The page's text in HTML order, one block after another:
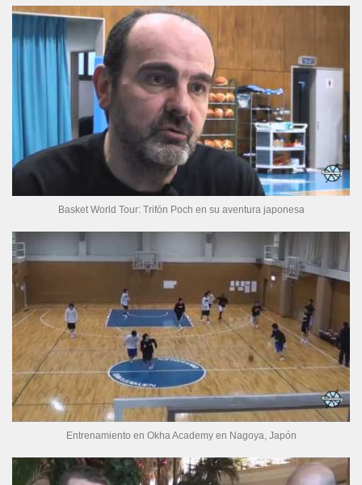
Basket World Tour: Trifón Poch en su aventura japonesa
Entrenamiento en Okha Academy en Nagoya, Japón